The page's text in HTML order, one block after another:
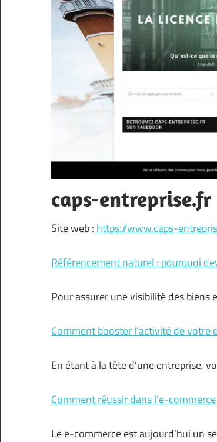
caps-entreprise.fr
Site web : https://www.caps-
Référencement naturel : pourquoi
Pour assurer une visibilité des
Comment booster l’activité de votre
En étant à la tête d’une entreprise,
Comment réussir dans l’e-
Le e-commerce est aujourd’hui un